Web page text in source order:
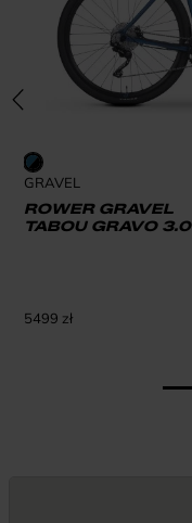
GRAVEL
ROWER GRAVEL
TABOU GRAVO 3.0
5499 zł